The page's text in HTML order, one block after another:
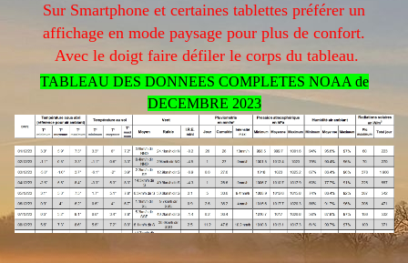
Sur Smartphone et certaines tablettes préférer un
affichage en mode paysage pour plus de confort.
Avec le doigt faire défiler le corps du tableau.
TABLEAU DES DONNEES COMPLETES NOAA de
DECEMBRE 2023